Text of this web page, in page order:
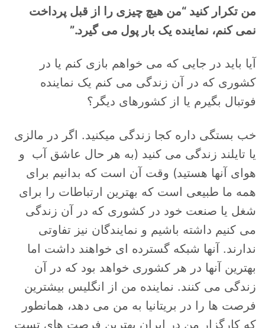
من تکرار کنید “من هیچ چیزی را از قبل پرداخت
نمی کنم، نماینده یک بار پول می گیرد.”
آیا باید در جایی که می خواهم بازی کنم یا در
کشوری که در آن زندگی می کنم یک نماینده
فوتبال بگیرم یا از کشورهای دیگر؟
خب بستگی داره کجا زندگی میکنید. اگر در مالزی
یا تایلند زندگی می کنید (به هر حال عاشق آب و
هوای آنها هستید) وقت آن است که بدانیم برای
همه ما طبیعی است که بهترین ارتباطات را برای
شغل یا صنعت خود در کشوری که در آن زندگی
می کنیم داشته باشیم و نمایندگان نیز تفاوتی
ندارند. آنها شبکه گسترده ای خواهند داشت اما
بهترین آنها در هر کشوری خواهد بود که در آن
زندگی می کنند. نماینده من از انگلیس بیشترین
فرصت ها را در بریتانیا به من می دهد، همانطور
که کارگزار من در ایران بهترین فرصت های تست